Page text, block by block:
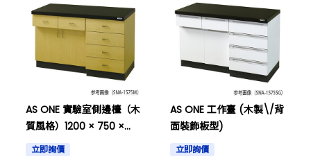
AS ONE 實驗室側邊檯（木
質風格）1200 × 750 ×
800mm等
立即詢價
AS ONE 工作臺 (木製\/背
面裝飾板型)
立即詢價